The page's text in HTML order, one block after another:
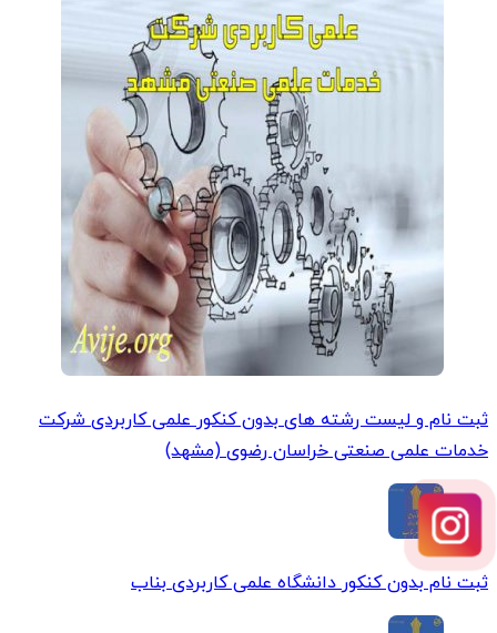
ثبت نام و لیست رشته های بدون کنکور علمی کاربردی شرکت
خدمات علمی صنعتی خراسان رضوی (مشهد)
ثبت نام بدون کنکور دانشگاه علمی کاربردی بناب